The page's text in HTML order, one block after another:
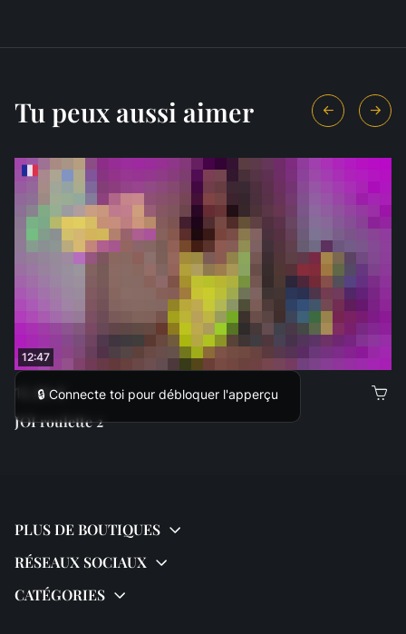
Tu peux aussi aimer
12:47
🔒 Connecte toi pour débloquer l'apperçu
12,99 €
JOI roulette 2